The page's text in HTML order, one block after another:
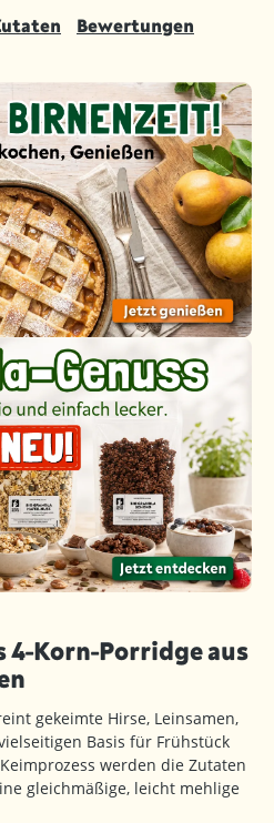
Bewertungen
4-Korn-Porridge aus
gekeimte Hirse, Leinsamen,
Basis für Frühstück
werden die Zutaten
gleichmäßige, leicht mehlige